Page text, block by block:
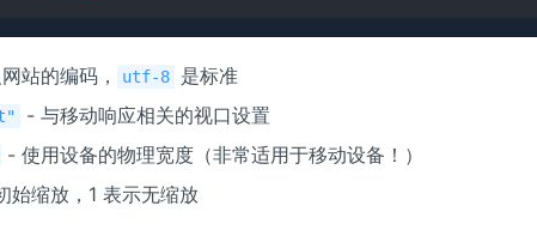
站的编码， utf-8 是标准
- 与移动响应相关的视口设置
- 使用设备的物理宽度（非常适用于移动设备！）
始缩放，1 表示无缩放